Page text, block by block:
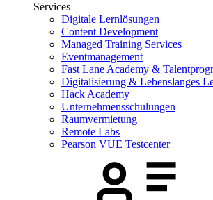
Services
Digitale Lernlösungen
Content Development
Managed Training Services
Eventmanagement
Fast Lane Academy &
Digitalisierung & Lebenslanges
Hack Academy
Unternehmensschulungen
Raumvermietung
Remote Labs
Pearson VUE Testcenter